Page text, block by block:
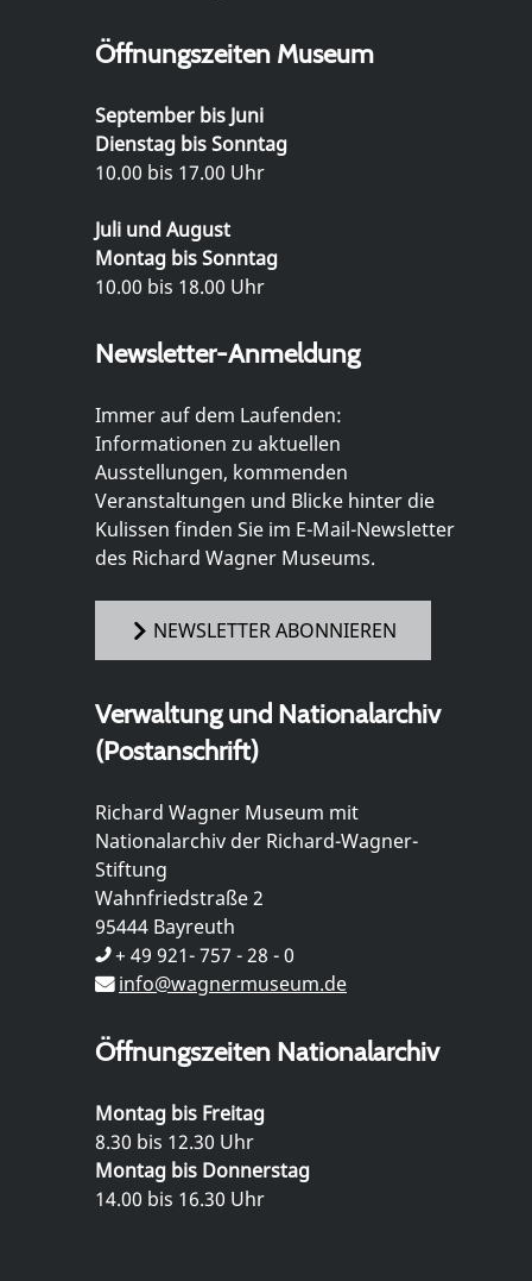
Öffnungszeiten Museum
September bis Juni
Dienstag bis Sonntag
10.00 bis 17.00 Uhr
Juli und August
Montag bis Sonntag
10.00 bis 18.00 Uhr
Newsletter-Anmeldung
Immer auf dem Laufenden:
Informationen zu aktuellen
Ausstellungen, kommenden
Veranstaltungen und Blicke hinter die
Kulissen finden Sie im E-Mail-Newsletter
des Richard Wagner Museums.
NEWSLETTER ABONNIEREN
Verwaltung und Nationalarchiv
(Postanschrift)
Richard Wagner Museum mit
Nationalarchiv der Richard-Wagner-
Stiftung
Wahnfriedstraße 2
95444 Bayreuth
+ 49 921- 757 - 28 - 0
info@wagnermuseum.de
Öffnungszeiten Nationalarchiv
Montag bis Freitag
8.30 bis 12.30 Uhr
Montag bis Donnerstag
14.00 bis 16.30 Uhr